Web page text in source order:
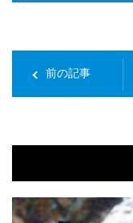
前の記事